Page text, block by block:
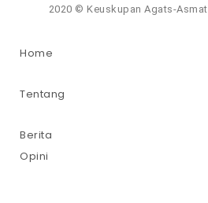
2020 © Keuskupan Agats-Asmat.
Home
Tentang
Berita
Opini